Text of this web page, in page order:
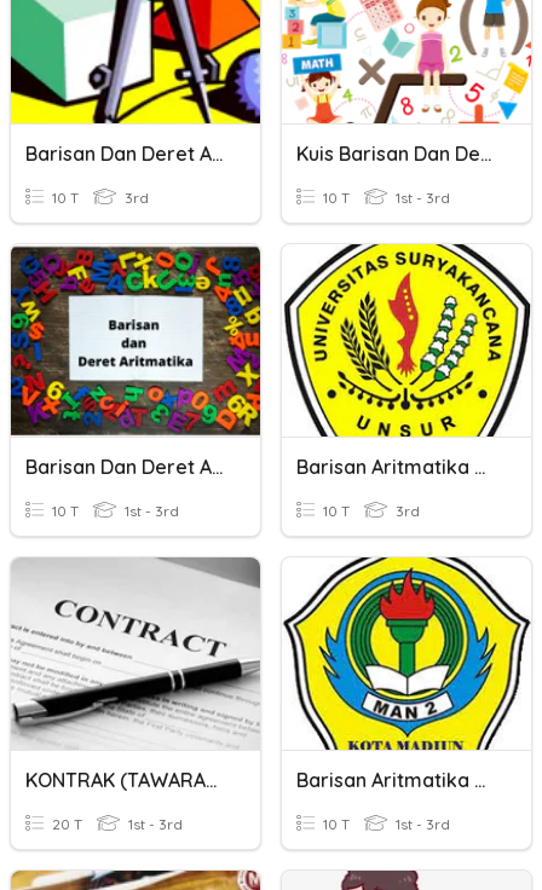
Barisan Dan Deret Aritmatika Dan Geometri
10 T 3rd
Kuis Barisan Dan Deret
10 T 1st - 3rd
Barisan Dan Deret Aritmatika
10 T 1st - 3rd
Barisan Aritmatika Dan Geometri
10 T 3rd
KONTRAK (TAWARAN, PENERIMAAN, BALASAN)
20 T 1st - 3rd
Barisan Aritmatika Dan Geometri 1
10 T 1st - 3rd